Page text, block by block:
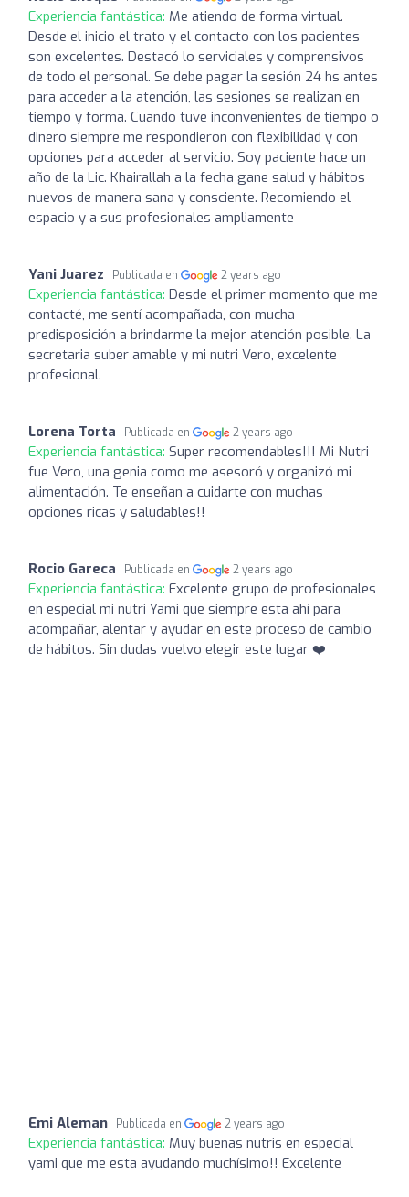
Experiencia fantástica: Me atiendo de forma virtual.
Desde el inicio el trato y el contacto con los pacientes
son excelentes. Destacó lo serviciales y comprensivos
de todo el personal. Se debe pagar la sesión 24 hs antes
para acceder a la atención, las sesiones se realizan en
tiempo y forma. Cuando tuve inconvenientes de tiempo o
dinero siempre me respondieron con flexibilidad y con
opciones para acceder al servicio. Soy paciente hace un
año de la Lic. Khairallah a la fecha gane salud y hábitos
nuevos de manera sana y consciente. Recomiendo el
espacio y a sus profesionales ampliamente
Yani Juarez Publicada en 2 years ago
Experiencia fantástica: Desde el primer momento que me
contacté, me sentí acompañada, con mucha
predisposición a brindarme la mejor atención posible. La
secretaria suber amable y mi nutri Vero, excelente
profesional.
Lorena Torta Publicada en 2 years ago
Experiencia fantástica: Super recomendables!!! Mi Nutri
fue Vero, una genia como me asesoró y organizó mi
alimentación. Te enseñan a cuidarte con muchas
opciones ricas y saludables!!
Rocio Gareca Publicada en 2 years ago
Experiencia fantástica: Excelente grupo de profesionales
en especial mi nutri Yami que siempre esta ahí para
acompañar, alentar y ayudar en este proceso de cambio
de hábitos. Sin dudas vuelvo elegir este lugar ❤️
Emi Aleman Publicada en 2 years ago
Experiencia fantástica: Muy buenas nutris en especial
yami que me esta ayudando muchísimo!! Excelente